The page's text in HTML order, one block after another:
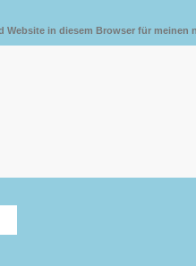
Website in diesem Browser für meinen